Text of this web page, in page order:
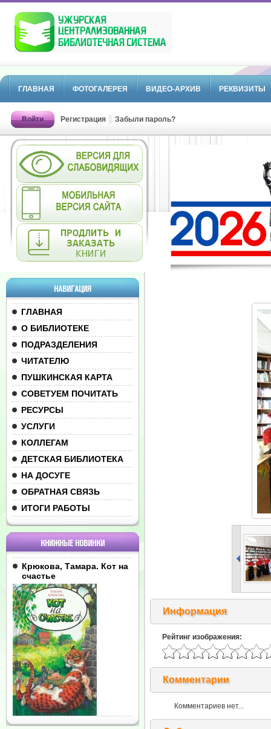
ГЛАВНАЯ ФОТОГАЛЕРЕЯ ВИДЕО-АРХИВ РЕКВИЗИТЫ
Войти Регистрация Забыли пароль?
НАВИГАЦИЯ
ГЛАВНАЯ
О БИБЛИОТЕКЕ
ПОДРАЗДЕЛЕНИЯ
ЧИТАТЕЛЮ
ПУШКИНСКАЯ КАРТА
СОВЕТУЕМ ПОЧИТАТЬ
РЕСУРСЫ
УСЛУГИ
КОЛЛЕГАМ
ДЕТСКАЯ БИБЛИОТЕКА
НА ДОСУГЕ
ОБРАТНАЯ СВЯЗЬ
ИТОГИ РАБОТЫ
КНИЖНЫЕ НОВИНКИ
Крюкова, Тамара. Кот на
счастье
Информация
Рейтинг изображения:
Комментарии
Комментариев нет...